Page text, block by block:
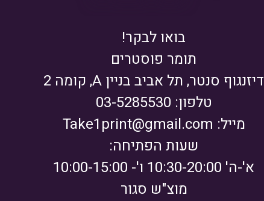
בואו לבקר!
תומר פוסטרים
דיזנגוף סנטר, תל אביב בניין A, קומה 2
טלפון: 03-5285530
מייל: Take1print@gmail.com
שעות הפתיחה:
א'-ה' 10:30-20:00 ו'- 10:00-15:00
מוצ"ש סגור